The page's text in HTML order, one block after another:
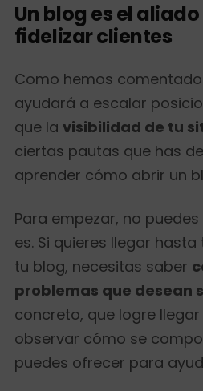
Un blog es el
fidelizar clientes
Como hemos
ayudará a escalar
que la visibilidad de tu
ciertas pautas que has
aprender cómo abrir un
Para empezar, no
es. Si quieres llegar
tu blog, necesitas saber
problemas que desean
concreto, que logre
observar cómo se
puedes ofrecer para